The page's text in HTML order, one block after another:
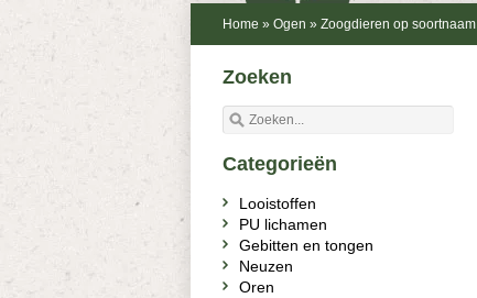
Home » Ogen » Zoogdieren op soortnaam
Zoeken
Categorieën
Looistoffen
PU lichamen
Gebitten en tongen
Neuzen
Oren